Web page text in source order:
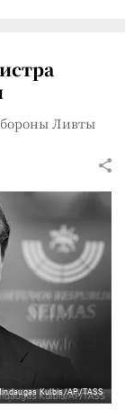
Ливты
Kulbis/AP/TASS